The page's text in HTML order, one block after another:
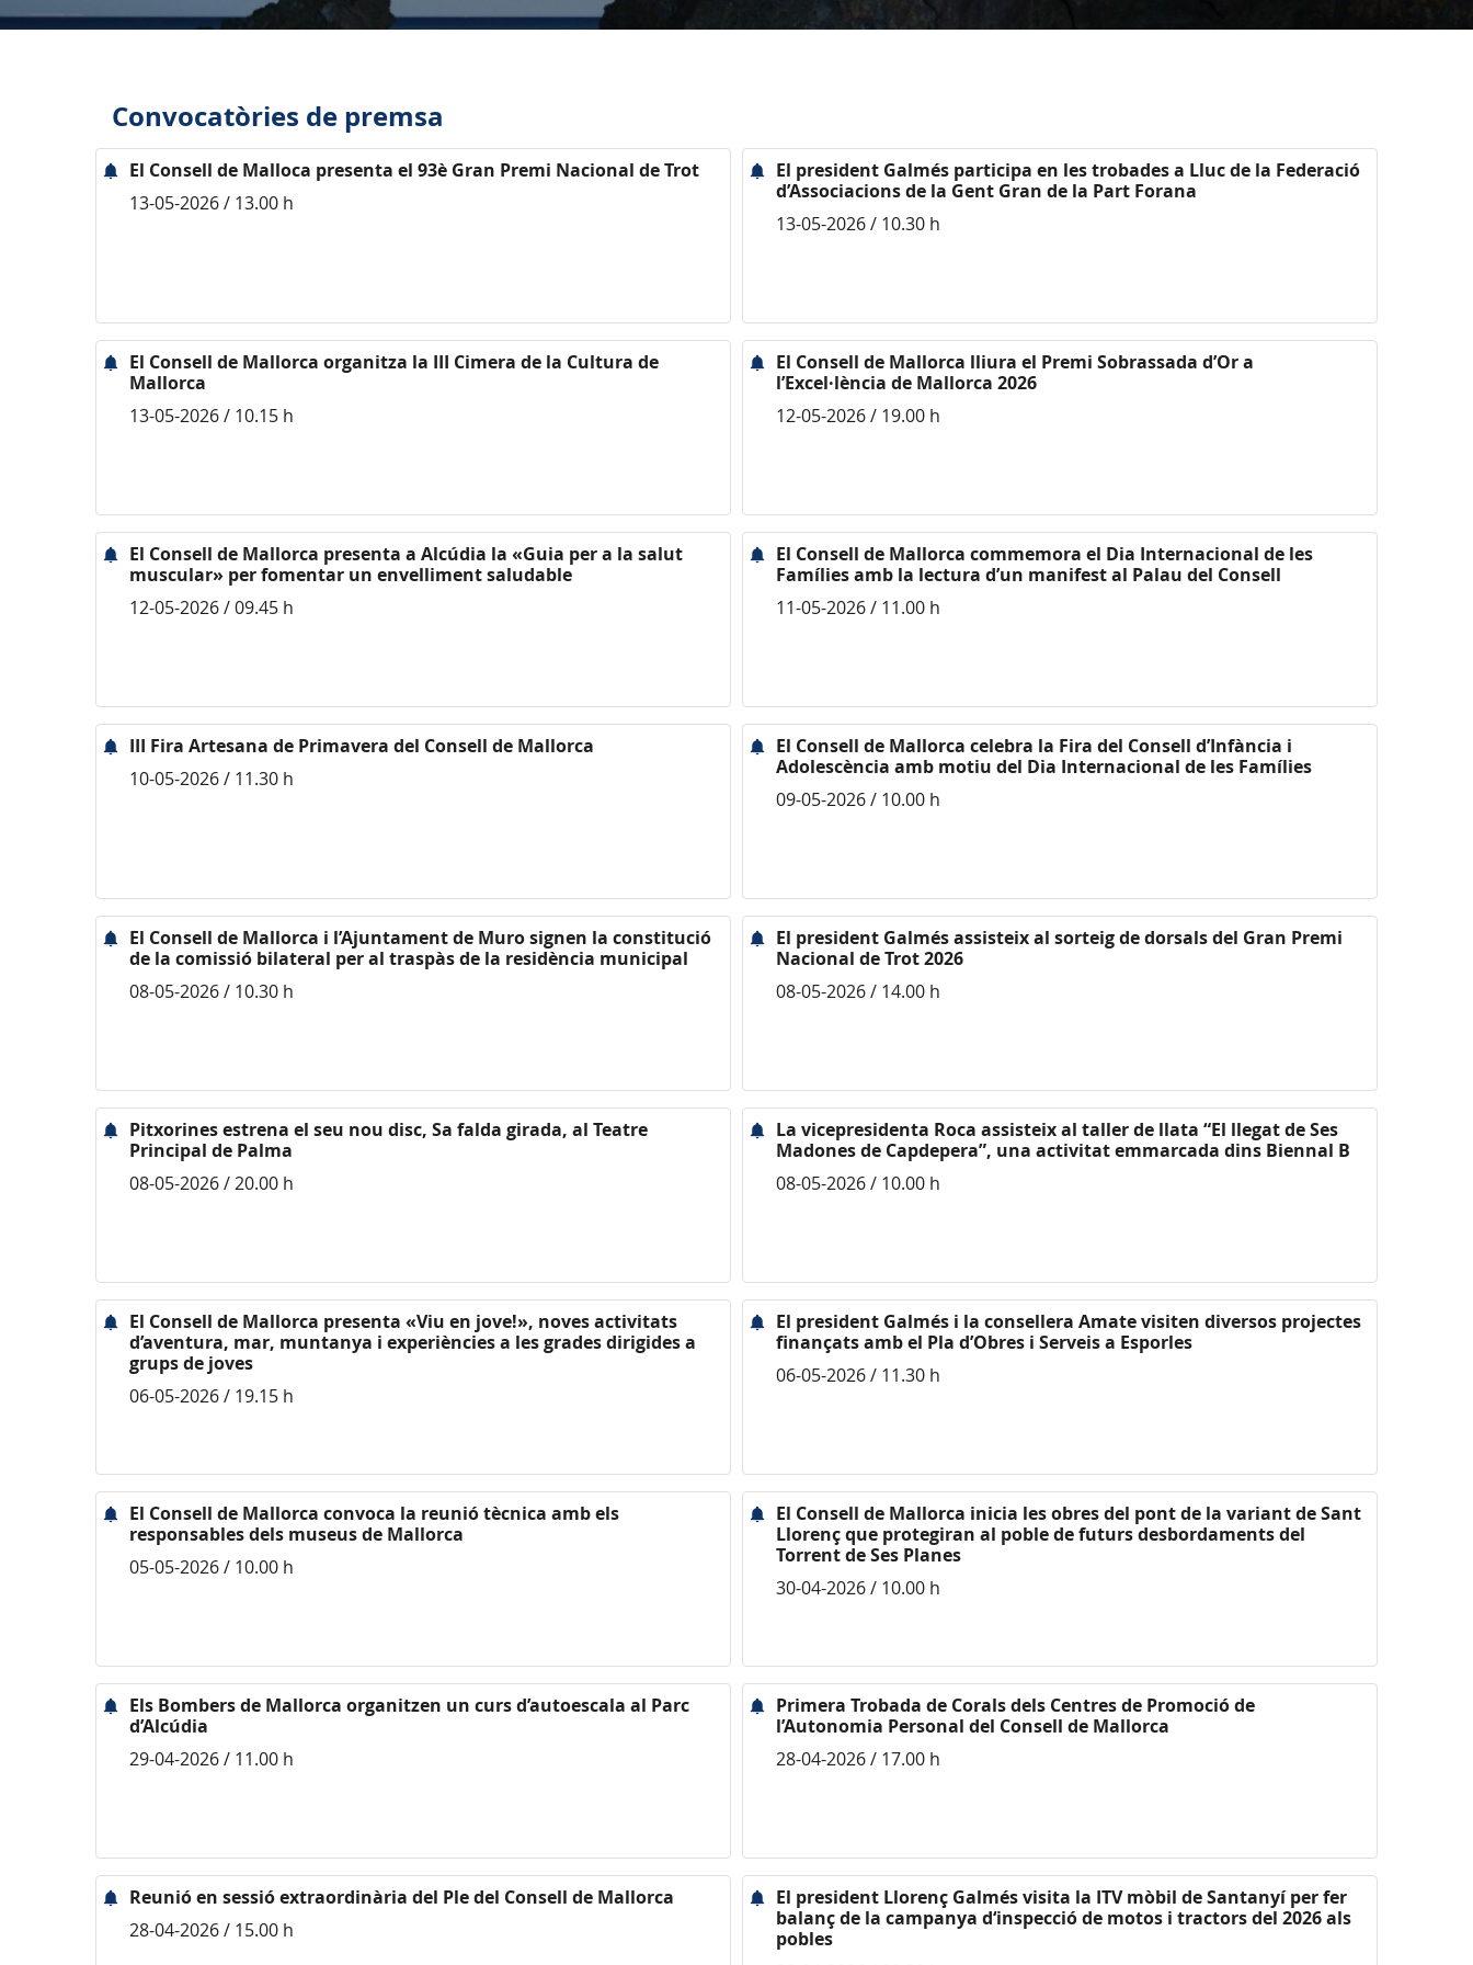
Convocatòries de premsa
El Consell de Malloca presenta el 93è Gran Premi Nacional de Trot
13-05-2026 / 13.00 h
El president Galmés participa en les trobades a Lluc de la Federació
d’Associacions de la Gent Gran de la Part Forana
13-05-2026 / 10.30 h
El Consell de Mallorca organitza la III Cimera de la Cultura de
Mallorca
13-05-2026 / 10.15 h
El Consell de Mallorca lliura el Premi Sobrassada d’Or a
l’Excel·lència de Mallorca 2026
12-05-2026 / 19.00 h
El Consell de Mallorca presenta a Alcúdia la «Guia per a la salut
muscular» per fomentar un envelliment saludable
12-05-2026 / 09.45 h
El Consell de Mallorca commemora el Dia Internacional de les
Famílies amb la lectura d’un manifest al Palau del Consell
11-05-2026 / 11.00 h
III Fira Artesana de Primavera del Consell de Mallorca
10-05-2026 / 11.30 h
El Consell de Mallorca celebra la Fira del Consell d’Infància i
Adolescència amb motiu del Dia Internacional de les Famílies
09-05-2026 / 10.00 h
El Consell de Mallorca i l’Ajuntament de Muro signen la constitució
de la comissió bilateral per al traspàs de la residència municipal
08-05-2026 / 10.30 h
El president Galmés assisteix al sorteig de dorsals del Gran Premi
Nacional de Trot 2026
08-05-2026 / 14.00 h
Pitxorines estrena el seu nou disc, Sa falda girada, al Teatre
Principal de Palma
08-05-2026 / 20.00 h
La vicepresidenta Roca assisteix al taller de llata “El llegat de Ses
Madones de Capdepera”, una activitat emmarcada dins Biennal B
08-05-2026 / 10.00 h
El Consell de Mallorca presenta «Viu en jove!», noves activitats
d’aventura, mar, muntanya i experiències a les grades dirigides a
grups de joves
06-05-2026 / 19.15 h
El president Galmés i la consellera Amate visiten diversos projectes
finançats amb el Pla d’Obres i Serveis a Esporles
06-05-2026 / 11.30 h
El Consell de Mallorca convoca la reunió tècnica amb els
responsables dels museus de Mallorca
05-05-2026 / 10.00 h
El Consell de Mallorca inicia les obres del pont de la variant de Sant
Llorenç que protegiran al poble de futurs desbordaments del
Torrent de Ses Planes
30-04-2026 / 10.00 h
Els Bombers de Mallorca organitzen un curs d’autoescala al Parc
d’Alcúdia
29-04-2026 / 11.00 h
Primera Trobada de Corals dels Centres de Promoció de
l’Autonomia Personal del Consell de Mallorca
28-04-2026 / 17.00 h
Reunió en sessió extraordinària del Ple del Consell de Mallorca
28-04-2026 / 15.00 h
El president Llorenç Galmés visita la ITV mòbil de Santanyí per fer
balanç de la campanya d‘inspecció de motos i tractors del 2026 als
pobles